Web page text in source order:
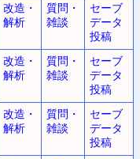
改造・
解析
質問・
雑談
セーブ
データ
投稿
改造・
解析
質問・
雑談
セーブ
データ
投稿
改造・
解析
質問・
雑談
セーブ
データ
投稿